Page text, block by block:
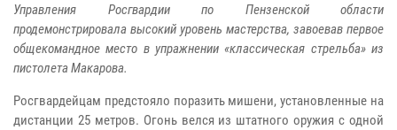
Управления Росгвардии по Пензенской области
продемонстрировала высокий уровень мастерства, завоевав первое
общекомандное место в упражнении «классическая стрельба» из
пистолета Макарова.
Росгвардейцам предстояло поразить мишени, установленные на
дистанции 25 метров. Огонь велся из штатного оружия с одной